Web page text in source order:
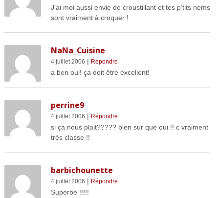
J’ai moi aussi envie de croustillant et tes p’tits nems
sont vraiment à croquer !
NaNa_Cuisine
4 juillet 2006 | Répondre
a ben oui! ça doit être excellent!
perrine9
4 juillet 2006 | Répondre
si ça nous plait????? bien sur que oui !! c vraiment
très classe !!
barbichounette
4 juillet 2006 | Répondre
Superbe !!!!!